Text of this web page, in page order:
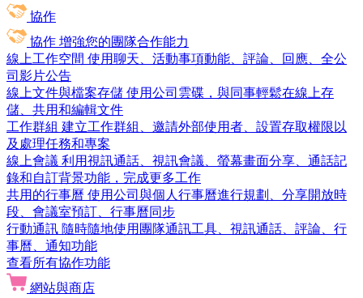
協作
協作 增強您的團隊合作能力
線上工作空間 使用聊天、活動事項動能、評論、回應、全公
司影片公告
線上文件與檔案存儲 使用公司雲碟，與同事輕鬆在線上存
儲、共用和編輯文件
工作群組 建立工作群組、邀請外部使用者、設置存取權限以
及處理任務和專案
線上會議 利用視訊通話、視訊會議、螢幕畫面分享、通話記
錄和自訂背景功能，完成更多工作
共用的行事曆 使用公司與個人行事曆進行規劃、分享開放時
段、會議室預訂、行事曆同步
行動通訊 隨時隨地使用團隊通訊工具、視訊通話、評論、行
事曆、通知功能
查看所有協作功能
網站與商店